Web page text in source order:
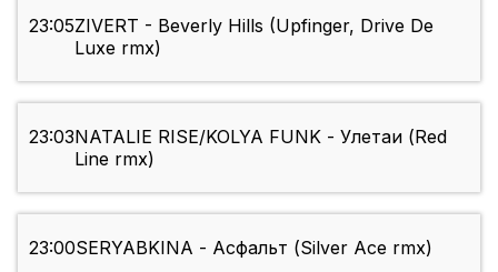
23:05ZIVERT - Beverly Hills (Upfinger, Drive De
Luxe rmx)
23:03NATALIE RISE/KOLYA FUNK - Улетаи (Red
Line rmx)
23:00SERYABKINA - Асфальт (Silver Ace rmx)